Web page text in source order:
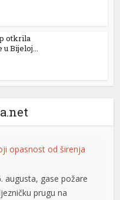
otkrila
Bijeloj...
opasnost od širenja
augusta, gase požare
prugu na